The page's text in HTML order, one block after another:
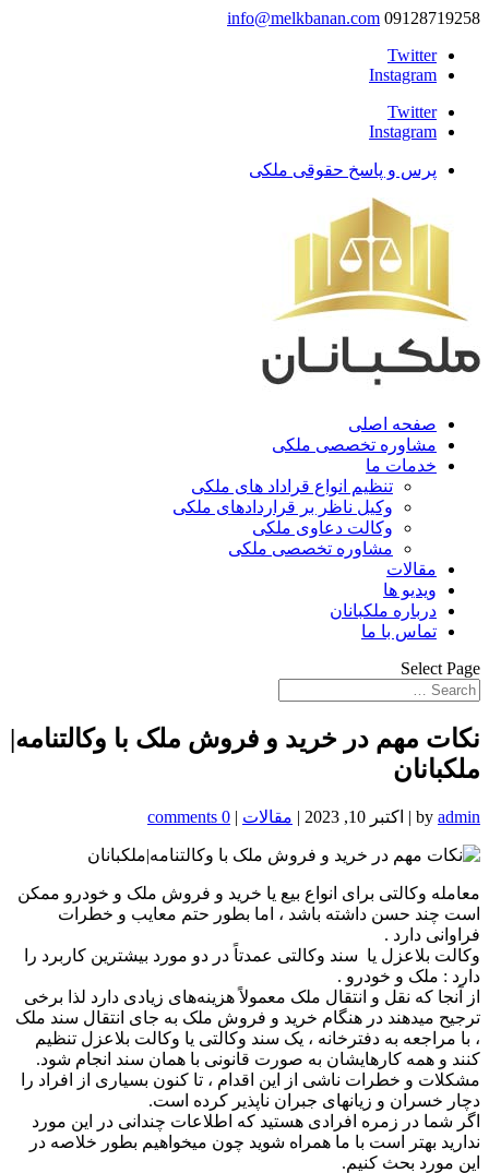
09128719258
info@melkbanan.com
Twitter
Instagram
Twitter
Instagram
پرس و پاسخ حقوقی ملکی
صفحه اصلی
مشاوره تخصصی ملکی
خدمات ما
تنظیم انواع قراداد های ملکی
وکیل ناظر بر قراردادهای ملکی
وکالت دعاوی ملکی
مشاوره تخصصی ملکی
مقالات
ویدیو ها
درباره ملکبانان
تماس با ما
Select Page
نکات مهم در خرید و فروش ملک با وکالتنامه|
ملکبانان
by admin
| اکتبر 10, 2023 | مقالات |
0 comments
معامله وکالتی برای انواع بیع یا خرید و فروش ملک و خودرو ممکن
است چند حسن داشته باشد ، اما بطور حتم معایب و خطرات
فراوانی دارد .
وکالت بلاعزل یا سند وکالتی عمدتاً در دو مورد بیشترین کاربرد را
دارد : ملک و خودرو .
از آنجا که نقل و انتقال ملک معمولاً هزینه‌های زیادی دارد لذا برخی
ترجیح میدهند در هنگام خرید و فروش ملک به جای انتقال سند ملک
، با مراجعه به دفترخانه ، یک سند وکالتی یا وکالت بلاعزل تنظیم
‌کنند و همه کارهایشان به صورت قانونی با همان سند انجام ‌شود.
مشکلات و خطرات ناشی از این اقدام ، تا کنون بسیاری از افراد را
دچار خسران و زیانهای جبران ناپذیر کرده است.
اگر شما در زمره افرادی هستید که اطلاعات چندانی در این مورد
ندارید بهتر است با ما همراه شوید چون میخواهیم بطور خلاصه در
این مورد بحث کنیم.